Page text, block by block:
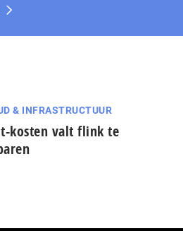
& INFRASTRUCTUUR
kosten valt flink te